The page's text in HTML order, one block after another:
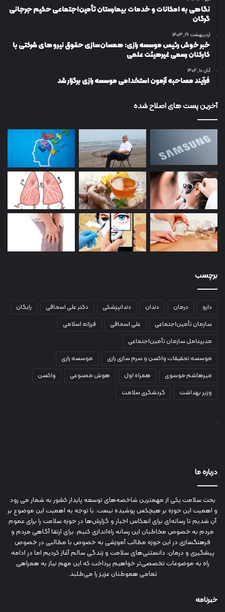
نگاهی به امکانات و خدمات بیمارستان تأمین‌اجتماعی حکیم جرجانی
گرگان
اردیبهشت ۱۹, ۱۴۰۳
خبر خوش رئیس موسسه رازی: همسان‌سازی حقوق نیروهای شرکتی با
کارکنان رسمی غیرهیئت علمی
آبان ۱۰, ۱۴۰۲
فرآیند مصاحبه آزمون استخدامی موسسه رازی برگزار شد
آخرین پست های اصلاح شده
برچسب
دارو درمان دندان دندانپزشکی دکتر علی اسحاقی
رایگان
سازمان تأمین‌اجتماعی
علی اسحاقی
فرزانه اسلامی
مدیرعامل سازمان تأمین‌اجتماعی
موسسه تحقیقات واکسن و سرم سازی رازی
موسسه رازی
میرهاشم موسوی
همراه اول هوش مصنوعی
واکسن
وزیر بهداشت
گردشگری سلامت
درباره ما
بحث سلامت یکی از مهمترین شاخصه‌های توسعه پایدار کشور به شمار می رود
و اهمیت این حوزه بر هیچکس پوشیده نیست. با توجه به اهمیت این موضوع بر
آن شدیم تا رسانه‌ای برای انعکاس اخبار و گزارش‌ها در حوزه سلامت را برای عموم
مردم به خصوص مخاطبان این رسانه راه‌اندازی کنیم. برای ارتقا آگاهی مردم و
فرهنگسازی در این حوزه مطالب آموزشی به خصوص با مطالبی در خصوص
پیشگیری و درمان، دانستنی‌های سلامت و زندگی سالم آغاز کردیم اما در ادامه
راه به موضوعات تخصصی‌تر خواهیم پرداخت که این مهم نیاز به همراهی
تمامی هموطنان عزیز را می‌طلبد.
خبرنامه